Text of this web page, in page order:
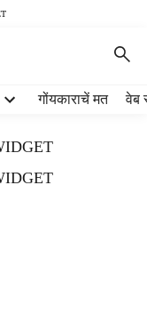
गोंयकाराचें मत वेब